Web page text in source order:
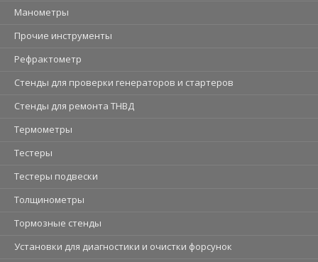
Манометры
Прочие инструменты
Рефрактометр
Стенды для проверки генераторов и стартеров
Стенды для ремонта ТНВД
Термометры
Тестеры
Тестеры подвески
Толщинометры
Тормозные стенды
Установки для диагностики и очистки форсунок